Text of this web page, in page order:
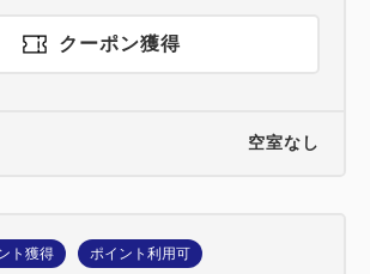
クーポン獲得
空室なし
ト獲得 ポイント利用可